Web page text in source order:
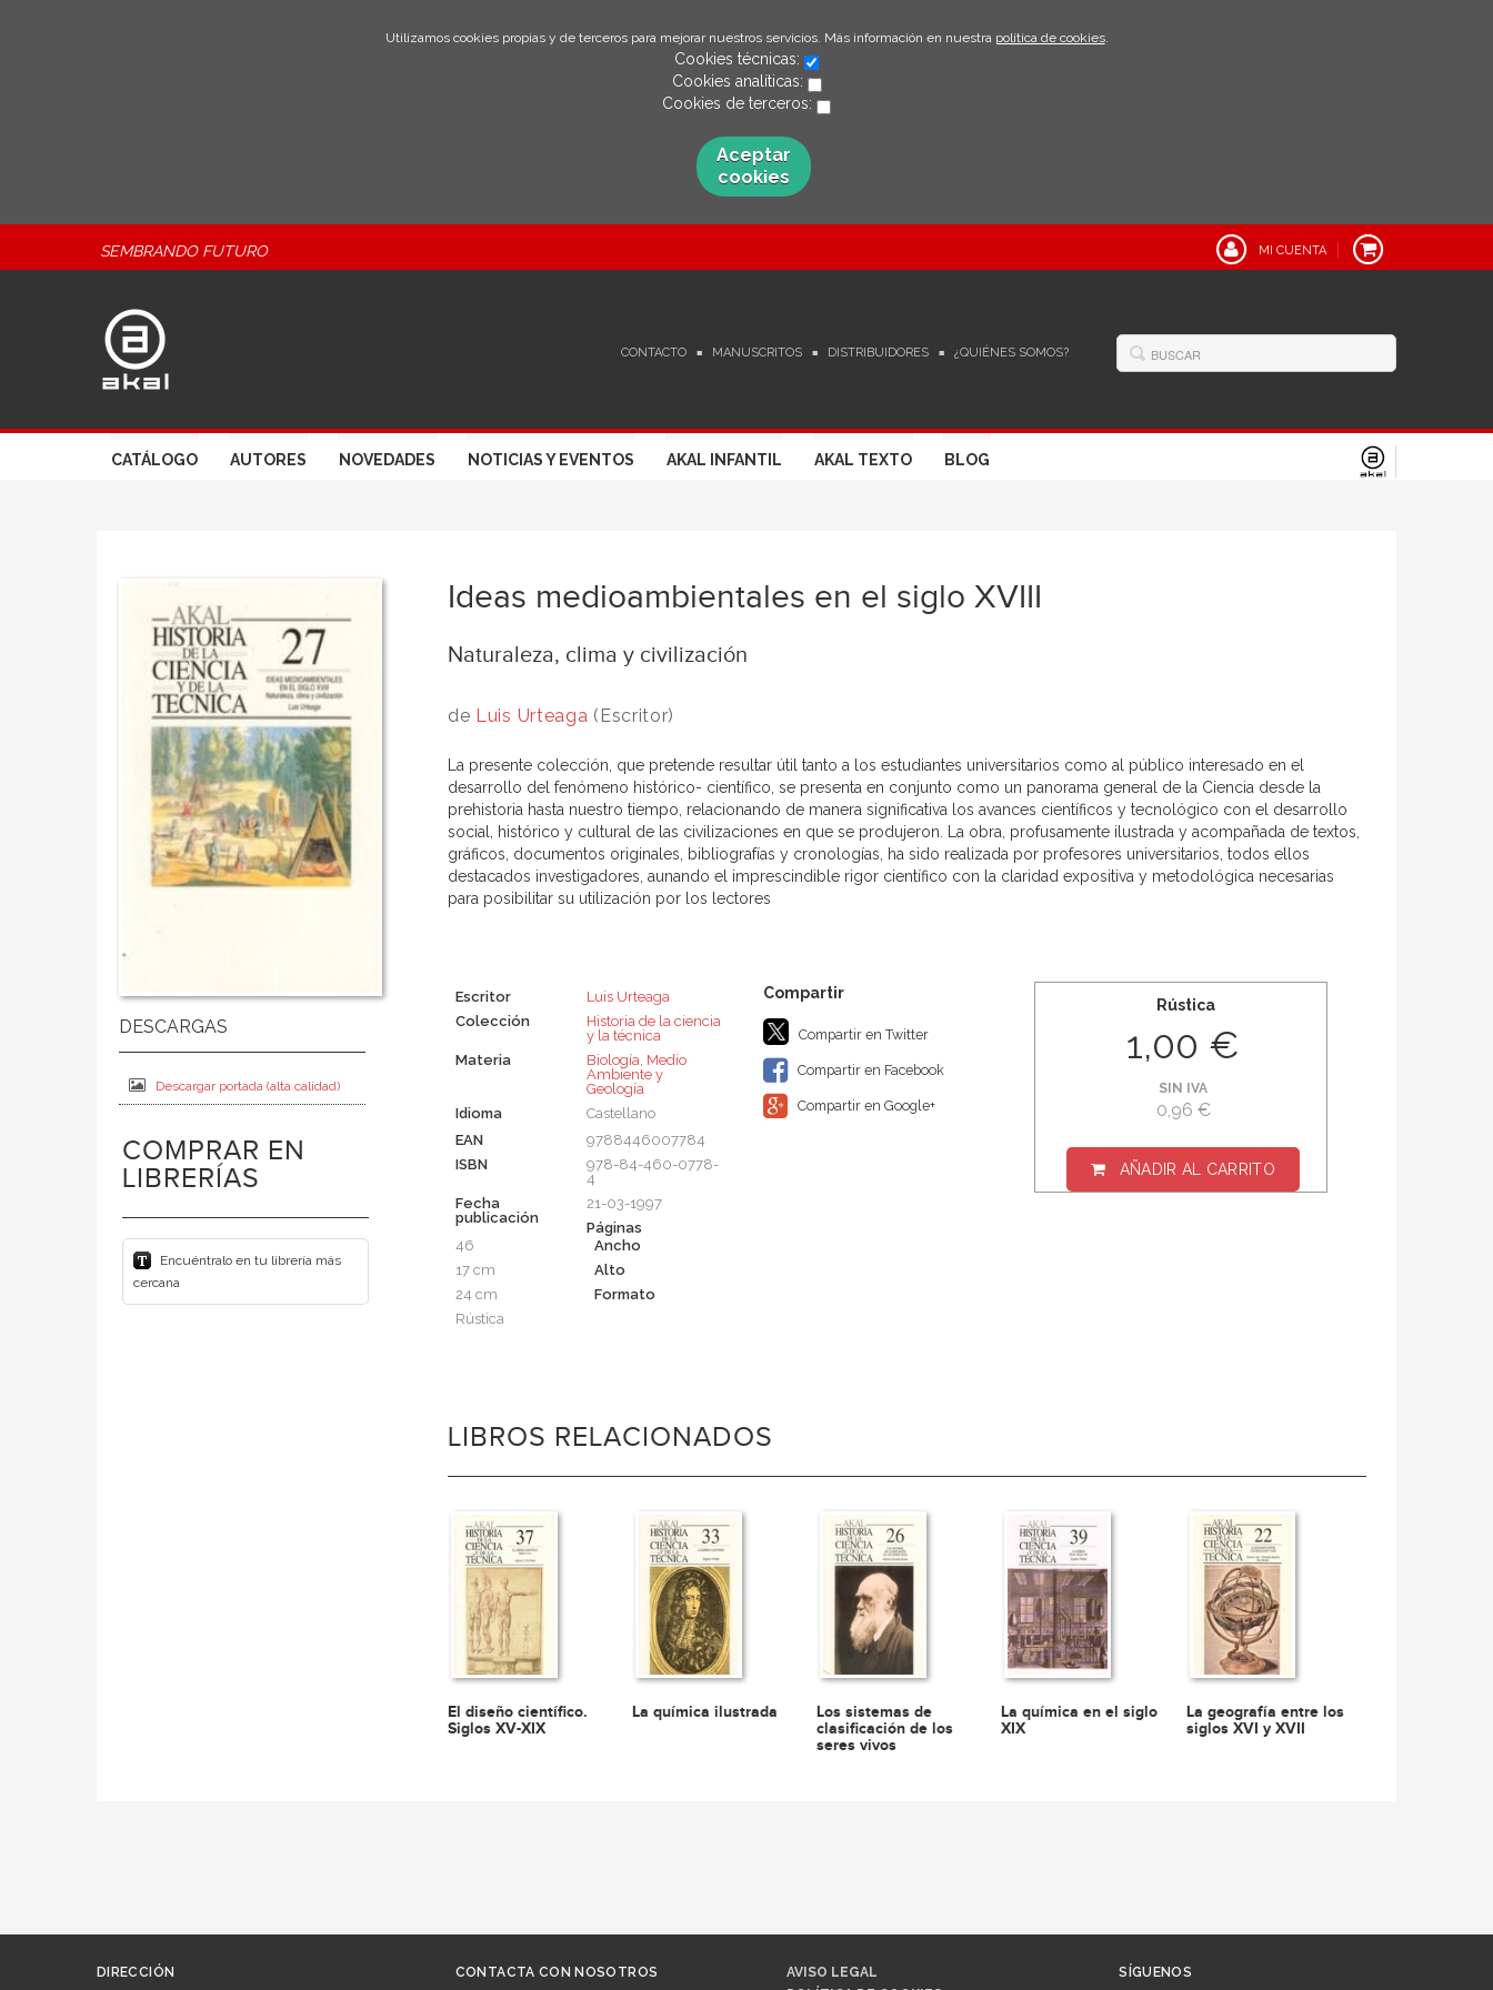
Utilizamos cookies propias y de terceros para mejorar nuestros servicios. Más información en nuestra política de cookies.
Cookies técnicas:
Cookies analíticas:
Cookies de terceros:
Aceptar
cookies
SEMBRANDO FUTURO MI CUENTA
CONTACTO MANUSCRITOS DISTRIBUIDORES ¿QUIÉNES SOMOS?
CATÁLOGO AUTORES NOVEDADES NOTICIAS Y EVENTOS AKAL INFANTIL AKAL TEXTO BLOG
Descargar portada (alta calidad)
COMPRAR EN
LIBRERÍAS
Encuéntralo en tu librería más
cercana
Ideas medioambientales en el siglo XVIII
Naturaleza, clima y civilización
de Luis Urteaga (Escritor)
La presente colección, que pretende resultar útil tanto a los estudiantes universitarios como al público interesado en el
desarrollo del fenómeno histórico- científico, se presenta en conjunto como un panorama general de la Ciencia desde la
prehistoria hasta nuestro tiempo, relacionando de manera significativa los avances científicos y tecnológico con el desarrollo
social, histórico y cultural de las civilizaciones en que se produjeron. La obra, profusamente ilustrada y acompañada de textos,
gráficos, documentos originales, bibliografías y cronologías, ha sido realizada por profesores universitarios, todos ellos
destacados investigadores, aunando el imprescindible rigor científico con la claridad expositiva y metodológica necesarias
para posibilitar su utilización por los lectores
Escritor
Luis Urteaga
Colección
Historia de la ciencia
y la técnica
Materia
Biología, Medio
Ambiente y
Geología
Idioma
Castellano
EAN
9788446007784
ISBN
978-84-460-0778-
4
Fecha
publicación
21-03-1997
Páginas
46
Ancho
17 cm
Alto
24 cm
Formato
Rústica
Compartir en Twitter
Compartir en Facebook
Compartir en Google+
Rústica
1,00 €
SIN IVA
0,96 €
AÑADIR AL CARRITO
LIBROS RELACIONADOS
El diseño científico.
Siglos XV-XIX
La química ilustrada
Los sistemas de
clasificación de los
seres vivos
La química en el siglo
XIX
La geografía entre los
siglos XVI y XVII
DIRECCIÓN CONTACTA CON NOSOTROS
AVISO LEGAL
SÍGUENOS